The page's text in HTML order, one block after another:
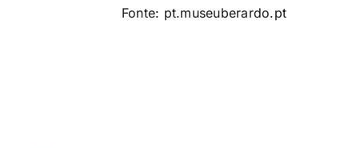
Fonte: pt.museuberardo.pt